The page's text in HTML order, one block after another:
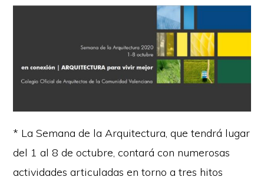
* La Semana de la Arquitectura, que tendrá lugar
del 1 al 8 de octubre, contará con numerosas
actividades articuladas en torno a tres hitos